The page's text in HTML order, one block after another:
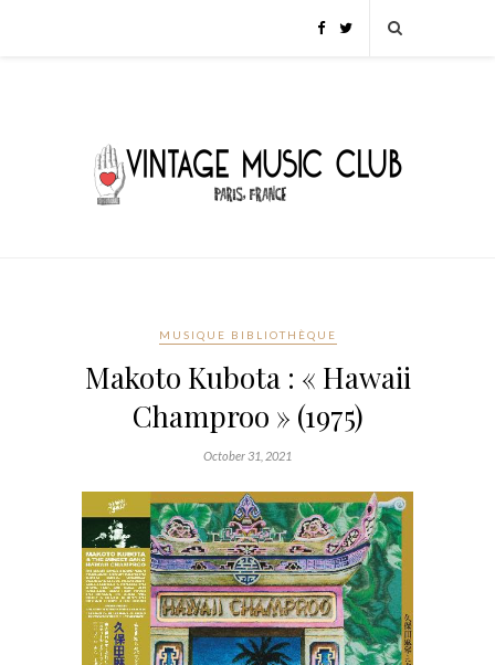
MUSIQUE BIBLIOTHÈQUE
Makoto Kubota : « Hawaii
Champroo » (1975)
October 31, 2021